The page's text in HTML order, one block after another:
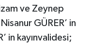
ve Zeynep
GÜRER’ in
in kayınvalidesi;